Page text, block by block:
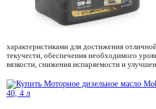
характеристиками для достижения
текучести, обеспечения необходимого
вязкости, снижения испаряемости и